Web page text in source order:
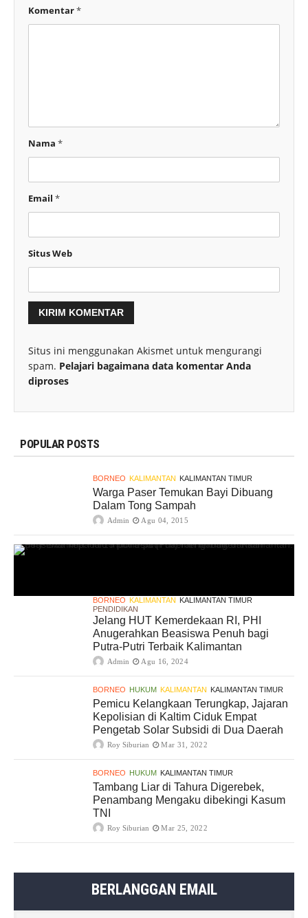
Komentar*
Nama *
Email *
Situs Web
Situs ini menggunakan Akismet untuk mengurangi
spam. Pelajari bagaimana data komentar Anda
diproses
POPULAR POSTS
BORNEO KALIMANTAN KALIMANTAN TIMUR
Warga Paser Temukan Bayi Dibuang
Dalam Tong Sampah
Admin Agu 04, 2015
BORNEO KALIMANTAN KALIMANTAN TIMUR
PENDIDIKAN
Jelang HUT Kemerdekaan RI, PHI
Anugerahkan Beasiswa Penuh bagi
Putra-Putri Terbaik Kalimantan
Admin Agu 16, 2024
BORNEO HUKUM KALIMANTAN KALIMANTAN TIMUR
Pemicu Kelangkaan Terungkap, Jajaran
Kepolisian di Kaltim Ciduk Empat
Pengetab Solar Subsidi di Dua Daerah
Roy Siburian Mar 31, 2022
BORNEO HUKUM KALIMANTAN TIMUR
Tambang Liar di Tahura Digerebek,
Penambang Mengaku dibekingi Kasum
TNI
Roy Siburian Mar 25, 2022
BERLANGGAN EMAIL